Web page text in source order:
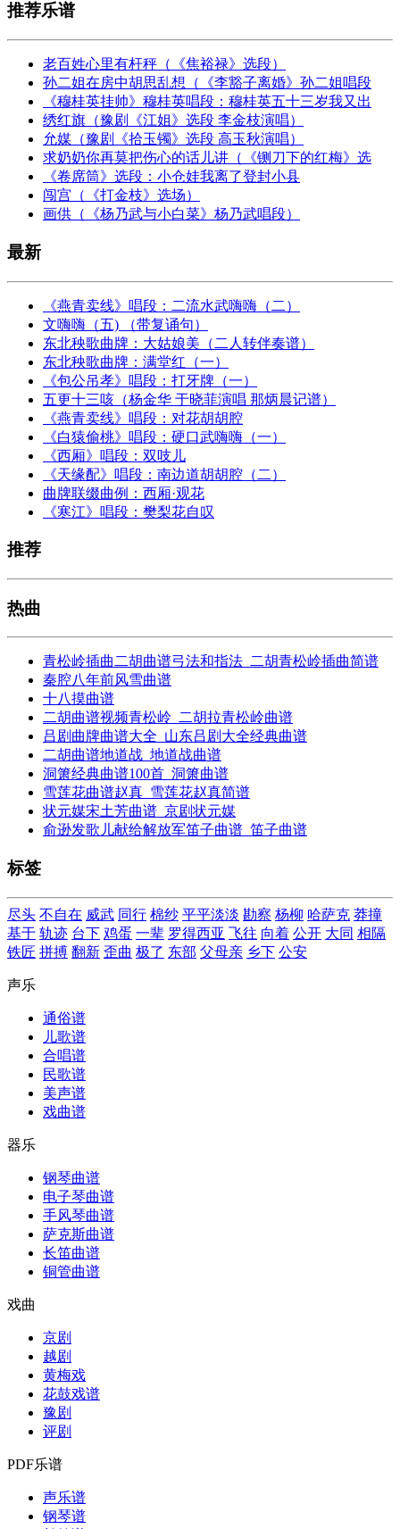
推荐乐谱
老百姓心里有杆秤（《焦裕禄》选段）
孙二姐在房中胡思乱想（《李豁子离婚》孙二姐唱段
《穆桂英挂帅》穆桂英唱段：穆桂英五十三岁我又出
绣红旗（豫剧《江姐》选段 李金枝演唱）
允媒（豫剧《拾玉镯》选段 高玉秋演唱）
求奶奶你再莫把伤心的话儿讲（《铡刀下的红梅》选
《卷席筒》选段：小仓娃我离了登封小县
闯宫（《打金枝》选场）
画供（《杨乃武与小白菜》杨乃武唱段）
最新
《燕青卖线》唱段：二流水武嗨嗨（二）
文嗨嗨（五) （带复诵句）
东北秧歌曲牌：大姑娘美（二人转伴奏谱）
东北秧歌曲牌：满堂红（一）
《包公吊孝》唱段：打牙牌（一）
五更十三咳（杨金华 于晓菲演唱 那炳晨记谱）
《燕青卖线》唱段：对花胡胡腔
《白猿偷桃》唱段：硬口武嗨嗨（一）
《西厢》唱段：双吱儿
《天缘配》唱段：南边道胡胡腔（二）
曲牌联缀曲例：西厢·观花
《寒江》唱段：樊梨花自叹
推荐
热曲
青松岭插曲二胡曲谱弓法和指法_二胡青松岭插曲简谱
秦腔八年前风雪曲谱
十八摸曲谱
二胡曲谱视频青松岭_二胡拉青松岭曲谱
吕剧曲牌曲谱大全_山东吕剧大全经典曲谱
二胡曲谱地道战_地道战曲谱
洞箫经典曲谱100首_洞箫曲谱
雪莲花曲谱赵真_雪莲花赵真简谱
状元媒宋土芳曲谱_京剧状元媒
俞逊发歌儿献给解放军笛子曲谱_笛子曲谱
标签
尽头 不自在 威武 同行 棉纱 平平淡淡 勘察 杨柳 哈萨克 莽撞
基于 轨迹 台下 鸡蛋 一辈 罗得西亚 飞往 向着 公开 大同 相隔
铁匠 拼搏 翻新 歪曲 极了 东部 父母亲 乡下 公安
声乐
通俗谱
儿歌谱
合唱谱
民歌谱
美声谱
戏曲谱
器乐
钢琴曲谱
电子琴曲谱
手风琴曲谱
萨克斯曲谱
长笛曲谱
铜管曲谱
戏曲
京剧
越剧
黄梅戏
花鼓戏谱
豫剧
评剧
PDF乐谱
声乐谱
钢琴谱